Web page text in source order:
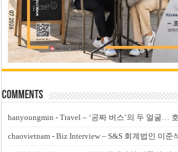
Comments
hanyoungmin -Travel – ‘공짜 버스’의 두 얼굴…
chaovietnam -Biz Interview – S&S 회계법인 이준